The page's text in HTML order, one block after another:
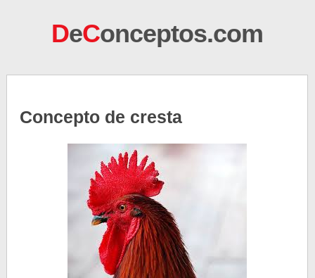
DeConceptos.com
Concepto de cresta